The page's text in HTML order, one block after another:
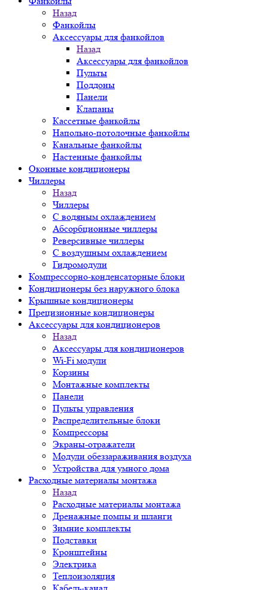
Назад
Фанкойлы
Аксессуары для фанкойлов
Назад
Аксессуары для фанкойлов
Пульты
Поддоны
Панели
Клапаны
Кассетные фанкойлы
Напольно-потолочные фанкойлы
Канальные фанкойлы
Настенные фанкойлы
Оконные кондиционеры
Чиллеры
Назад
Чиллеры
С водяным охлаждением
Абсорбционные чиллеры
Реверсивные чиллеры
С воздушным охлаждением
Гидромодули
Компрессорно-конденсаторные блоки
Кондиционеры без наружного блока
Крышные кондиционеры
Прецизионные кондиционеры
Аксессуары для кондиционеров
Назад
Аксессуары для кондиционеров
Wi-Fi модули
Корзины
Монтажные комплекты
Панели
Пульты управления
Распределительные блоки
Компрессоры
Экраны-отражатели
Модули обеззараживания воздуха
Устройства для умного дома
Расходные материалы монтажа
Назад
Расходные материалы монтажа
Дренажные помпы и шланги
Зимние комплекты
Подставки
Кронштейны
Электрика
Теплоизоляция